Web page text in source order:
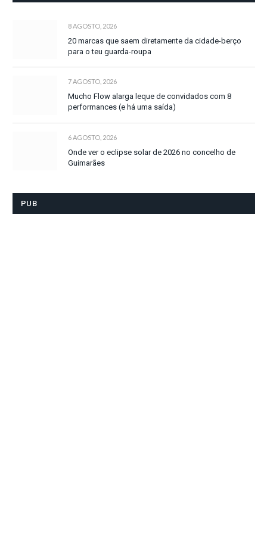
8 AGOSTO, 2026
20 marcas que saem diretamente da cidade-berço
para o teu guarda-roupa
7 AGOSTO, 2026
Mucho Flow alarga leque de convidados com 8
performances (e há uma saída)
6 AGOSTO, 2026
Onde ver o eclipse solar de 2026 no concelho de
Guimarães
PUB